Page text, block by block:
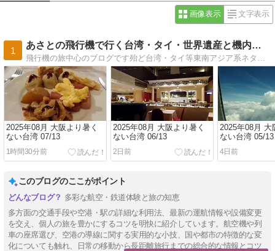
画像表示 文字表示
1
あさとの飛行機で行く台湾・タイ・世界遺産と機内食の日記
2025年08月 大阪より暑く
ない台湾 07/13
1時間30分前
2025年08月 大阪より暑く
ない台湾 06/13
2日前
2025年08月 大
ない台湾 05/13
4日前
このブログのここがポイント
多彩な航空・鉄道体験と旅の知恵
多方面の交通手段や空港・駅の詳細な利用法、最新の運航情報や設備変更
を交え、個人の旅を豊かにするコツを明快に紹介しています。航空機や列
車の座席選び、空港の導線に関する実用的な小技、国や都市の特徴的な変
化についても触れ、日常の移動から長距離旅行までの総合的な情報とコツ